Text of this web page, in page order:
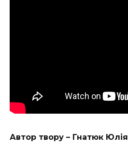
Автор твору – Гнатюк Юлія